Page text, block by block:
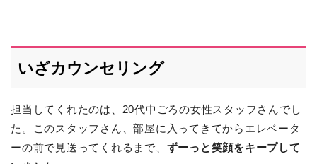
いざカウンセリング
担当してくれたのは、20代中ごろの女性スタッフさんでし
た。このスタッフさん、部屋に入ってきてからエレベータ
ーの前で見送ってくれるまで、 ずーっと笑顔をキープして